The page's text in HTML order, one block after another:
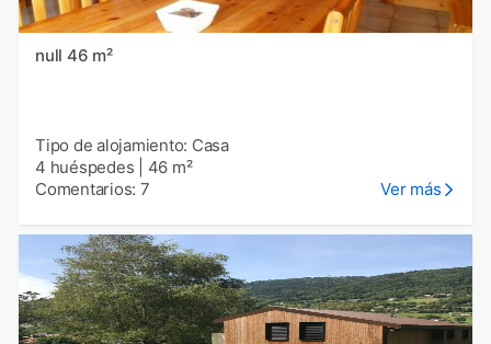
null 46 m²
Tipo de alojamiento: Casa
4 huéspedes
46 m²
Comentarios: 7
Ver más